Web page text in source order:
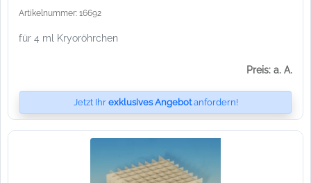
Artikelnummer: 16692
für 4 ml Kryoröhrchen
Preis: a. A.
Jetzt Ihr exklusives Angebotanfordern!